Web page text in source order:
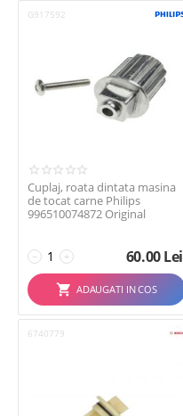
G917592
Cuplaj, roata dintata masina
de tocat carne Philips
996510074872 Original
+
− 60.00Lei
ADAUGATI IN COS
6740779